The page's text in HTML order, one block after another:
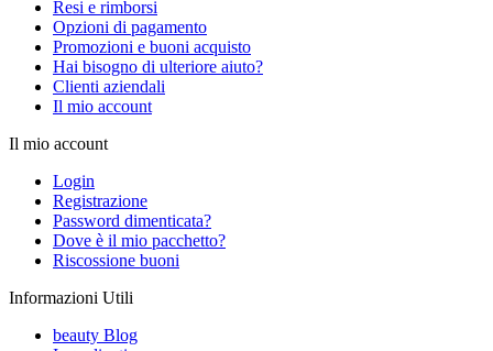
Resi e rimborsi
Opzioni di pagamento
Promozioni e buoni acquisto
Hai bisogno di ulteriore aiuto?
Clienti aziendali
Il mio account
Il mio account
Login
Registrazione
Password dimenticata?
Dove è il mio pacchetto?
Riscossione buoni
Informazioni Utili
beauty Blog